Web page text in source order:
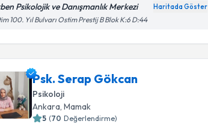
Psikolojik ve Danışmanlık Merkezi Haritada Göster
100. Yıl Bulvarı Ostim Prestij B Blok K:6 D:44
Psk. Serap Gökcan
Psikoloji
Ankara, Mamak
5 (70 Değerlendirme)